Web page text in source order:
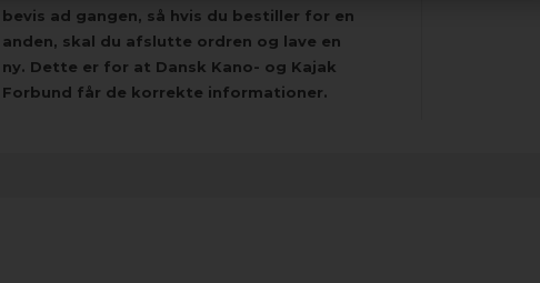
bevis ad gangen, så hvis du bestiller for en
anden, skal du afslutte ordren og lave en
ny. Dette er for at Dansk Kano- og Kajak
Forbund får de korrekte informationer.